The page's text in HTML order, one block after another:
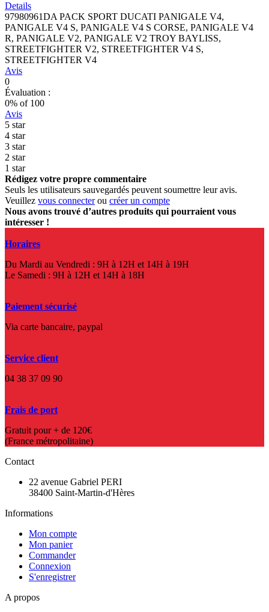
Details
97980961DA PACK SPORT DUCATI PANIGALE V4,
PANIGALE V4 S, PANIGALE V4 S CORSE, PANIGALE V4
R, PANIGALE V2, PANIGALE V2 TROY BAYLISS,
STREETFIGHTER V2, STREETFIGHTER V4 S,
STREETFIGHTER V4
Avis
0
Évaluation :
0% of 100
Avis
5 star
4 star
3 star
2 star
1 star
Rédigez votre propre commentaire
Seuls les utilisateurs sauvegardés peuvent soumettre leur avis.
Veuillez vous connecterou créer un compte
Nous avons trouvé d’autres produits qui pourraient vous
intéresser !
Horaires
Du Mardi au Vendredi : 9H à 12H et 14H à 19H
Le Samedi : 9H à 12H et 14H à 18H
Paiement sécurisé
Via carte bancaire, paypal
Service client
04 38 37 09 90
Frais de port
Gratuit pour + de 120€
(France métropolitaine)
Contact
22 avenue Gabriel PERI
38400 Saint-Martin-d'Hères
Informations
Mon compte
Mon panier
Commander
Connexion
S'enregistrer
A propos